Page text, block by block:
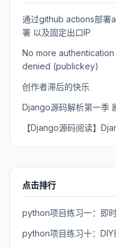
通过github actions部署
署 以及固定出口IP
No more
denied (publickey)
创作者滞后的快乐
Django源码解析第一季
【Django源码阅读】
点击排行
python项目练习一：即
python项目练习十：DIY